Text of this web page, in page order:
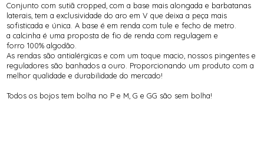
Conjunto com sutiã cropped, com a base mais alongada e barbatanas
laterais, tem a exclusividade do aro em V que deixa a peça mais
sofisticada e única. A base é em renda com tule e fecho de metro.
a calcinha é uma proposta de fio de renda com regulagem e
forro 100% algodão.
As rendas são antialérgicas e com um toque macio, nossos pingentes e
reguladores são banhados a ouro. Proporcionando um produto com a
melhor qualidade e durabilidade do mercado!
Todos os bojos tem bolha no P e M, G e GG são sem bolha!